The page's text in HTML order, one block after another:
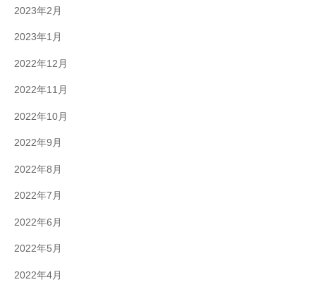
2023年2月
2023年1月
2022年12月
2022年11月
2022年10月
2022年9月
2022年8月
2022年7月
2022年6月
2022年5月
2022年4月